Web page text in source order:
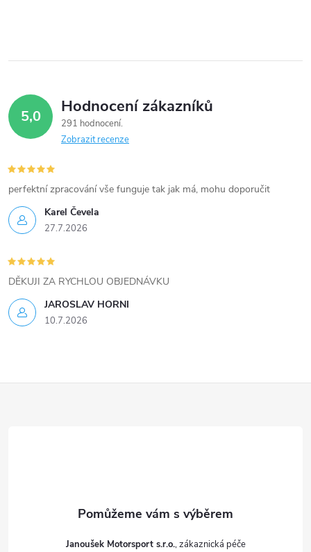
y
v
ý
i
s
u
5,0 Hodnocení zákazníků
291 hodnocení
Zobrazit recenze
Karel Čevela
27.7.2026
perfektní zpracování vše funguje tak jak má, mohu doporučit
JAROSLAV HORNI
10.7.2026
DĚKUJI ZA RYCHLOU OBJEDNÁVKU
Janoušek Motorsport s.r.o.